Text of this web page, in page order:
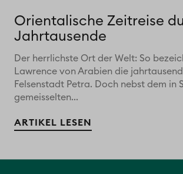
Orientalische Zeitreise
Jahrtausende
Der herrlichste Ort der Welt: So
Lawrence von Arabien die
Felsenstadt Petra. Doch nebst dem in
gemeisselten...
ARTIKEL LESEN